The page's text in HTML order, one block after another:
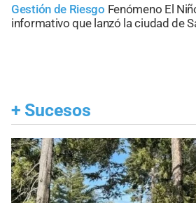
Gestión de Riesgo Fenómeno El
informativo que lanzó la ciudad de
+ Sucesos